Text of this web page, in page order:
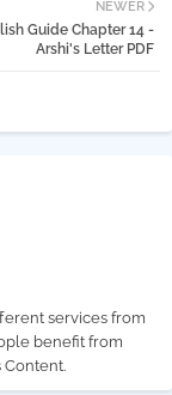
NEWER
Guide Chapter 14 -
Arshi's Letter PDF
services from
benefit from